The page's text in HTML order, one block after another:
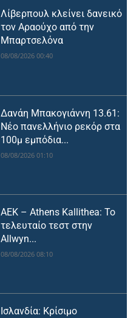
Λίβερπουλ κλείνει δανεικό
τον Αραούχο από την
Μπαρτσελόνα
08/08/2026 00:40
Δανάη Μπακογιάννη 13.61:
Νέο πανελλήνιο ρεκόρ στα
100μ εμπόδια...
08/08/2026 01:10
ΑΕΚ – Athens Kallithea: Το
τελευταίο τεστ στην
Allwyn...
08/08/2026 08:10
Ισλανδία: Κρίσιμο